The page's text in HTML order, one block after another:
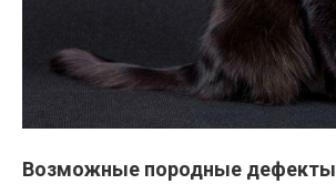
Возможные породные дефекты